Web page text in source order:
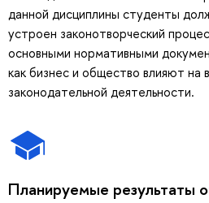
данной дисциплины студенты
устроен законотворческий
основными нормативными
как бизнес и общество влияют на
законодательной деятельности.
Планируемые результаты